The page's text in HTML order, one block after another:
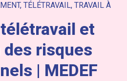
, TÉLÉTRAVAIL, TRAVAIL À
et
risques
| MEDEF